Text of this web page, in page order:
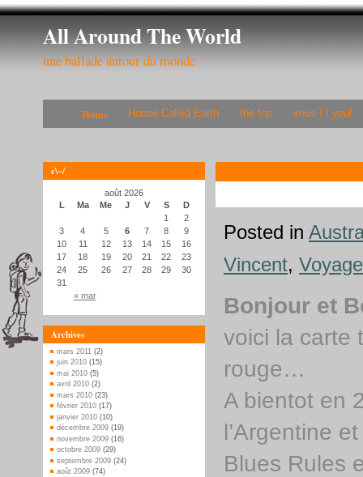
All Around The World
une ballade autour du monde
Home House Called Earth the trip vous ! / you!
c\~/
août 2026
L
Ma Me J V S D
« mar
1
2
3
4 5 6 7 8
9
10
11 12 13 14 15
16
17
18 19 20 21 22
23
24
25 26 27 28 29
30
31
Archives
mars 2011 (2)
juin 2010 (15)
mai 2010 (5)
avril 2010 (2)
mars 2010 (23)
février 2010 (17)
janvier 2010 (10)
décembre 2009 (19)
novembre 2009 (16)
octobre 2009 (29)
septembre 2009 (24)
août 2009 (74)
Posted in
Vincent, Voyage
Bonjour et
voici la carte
rouge…
A bientot en
l’Argentine
Blues Rules